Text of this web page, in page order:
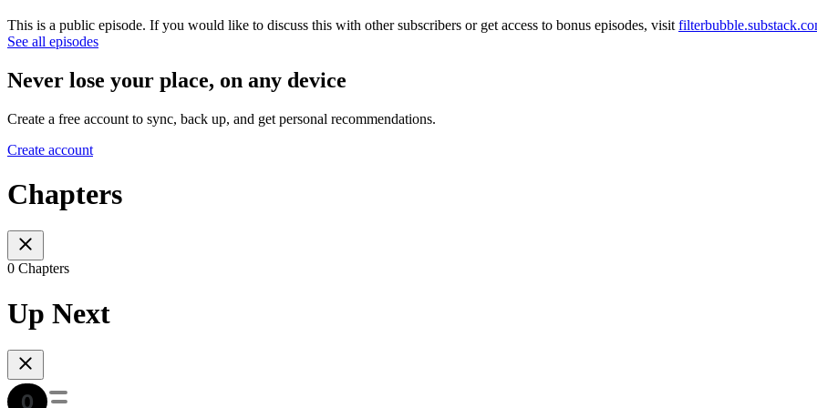
This is a public episode. If you would like to discuss this with other subscribers or get access to bonus episodes, visit
See all episodes
Never lose your place, on any device
Create a free account to sync, back up, and get personal recommendations.
Create account
Chapters
0 Chapters
Up Next